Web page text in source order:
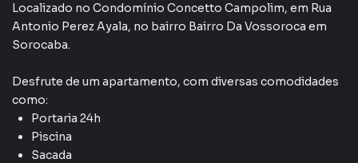
Andar Alto
Localizado no Condomínio Concetto Campolim, em Rua
Antonio Perez Ayala, no bairro Bairro Da Vossoroca em
Sorocaba.
Desfrute de um apartamento, com diversas comodidades
como:
Portaria 24h
Piscina
Sacada